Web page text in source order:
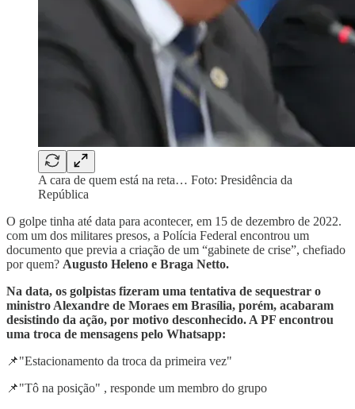
A cara de quem está na reta… Foto: Presidência da
República
O golpe tinha até data para acontecer, em 15 de dezembro de 2022.
com um dos militares presos, a Polícia Federal encontrou um
documento que previa a criação de um “gabinete de crise”, chefiado
por quem? Augusto Heleno e Braga Netto.
Na data, os golpistas fizeram uma tentativa de sequestrar o
ministro Alexandre de Moraes em Brasília, porém, acabaram
desistindo da ação, por motivo desconhecido. A PF encontrou
uma troca de mensagens pelo Whatsapp:
📌"Estacionamento da troca da primeira vez"
📌"Tô na posição" , responde um membro do grupo